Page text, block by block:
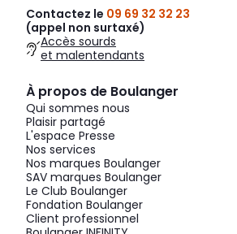
Contactez le 09 69 32 32 23
(appel non surtaxé)
Accès sourds
et malentendants
À propos de Boulanger
Qui sommes nous
Plaisir partagé
L'espace Presse
Nos services
Nos marques Boulanger
SAV marques Boulanger
Le Club Boulanger
Fondation Boulanger
Client professionnel